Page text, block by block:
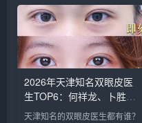
2026年天津知名双眼皮医
生TOP6：何祥龙、卜胜
利、关迪剑、邵妍、夏红
天津知名的双眼皮医生都有谁？